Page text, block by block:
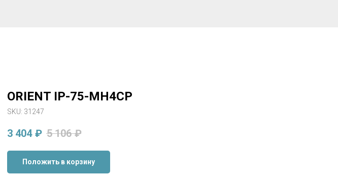
ORIENT IP-75-MH4CP
SKU: 31247
3 404 ₽ 5 106 ₽
Положить в корзину